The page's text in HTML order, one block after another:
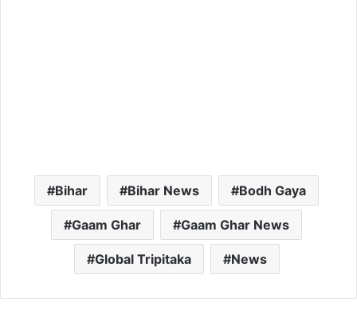
Bihar Bihar News Bodh Gaya
Gaam Ghar Gaam Ghar News
Global Tripitaka News